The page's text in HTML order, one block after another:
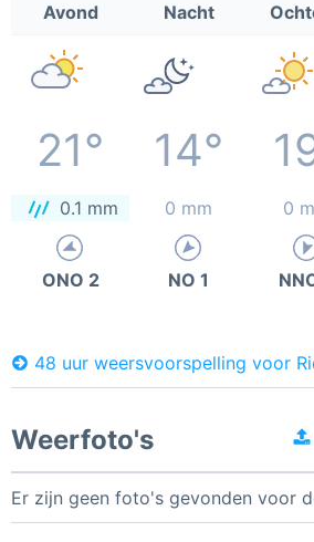
Avond Nacht
21° 14°
0.1 mm 0 mm 0
ONO 2 NO 1
48 uur weersvoorspelling voor
Weerfoto's
Er zijn geen foto's gevonden voor